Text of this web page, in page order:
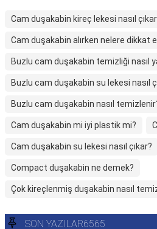
Cam duşakabin kireç lekesi nasıl
Cam duşakabin alırken nelere dikkat
Buzlu cam duşakabin temizliği nasıl
Buzlu cam duşakabin su lekesi nasıl
Buzlu cam duşakabin nasıl
Cam duşakabin mi iyi plastik mi?
Cam duşakabin su lekesi nasıl çıkar?
Compact duşakabin ne demek?
Çok kireçlenmiş duşakabin nasıl
SON YAZILAR6565